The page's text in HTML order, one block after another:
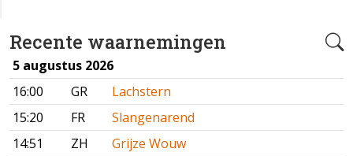
Recente waarnemingen
5 augustus 2026
16:00
GR
Lachstern
15:20
FR
Slangenarend
14:51
ZH
Grijze Wouw